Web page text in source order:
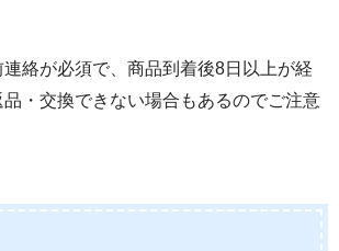
絡が必須で、商品到着後8日以上が経
・交換できない場合もあるのでご注意